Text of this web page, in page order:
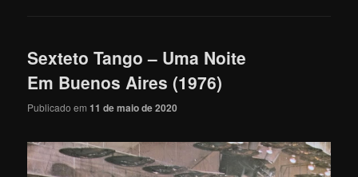
Sexteto Tango – Uma Noite
Em Buenos Aires (1976)
Publicado em11 de maio de 2020